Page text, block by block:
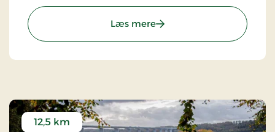
Der var en vis modstand mod byggeriet fra
starten. Mange frygtede, at broen ville skæmme de
smukke omgivelser omkring Vejle Fjord.
Arkitekterne valgte derfor at bygge broen i en
Læs mere: Vejlefjordbroen
12,5 km